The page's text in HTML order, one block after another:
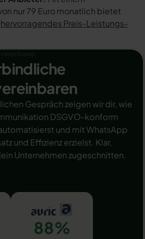
nur 79 Euro monatlich bietet
hervorragendes Preis-Leistungs-
Gespräch zeigen wir dir, wie
DSGVO-konform
und mit WhatsApp
und Effizienz erzielst. Klar,
Unternehmen zugeschnitten.
88%